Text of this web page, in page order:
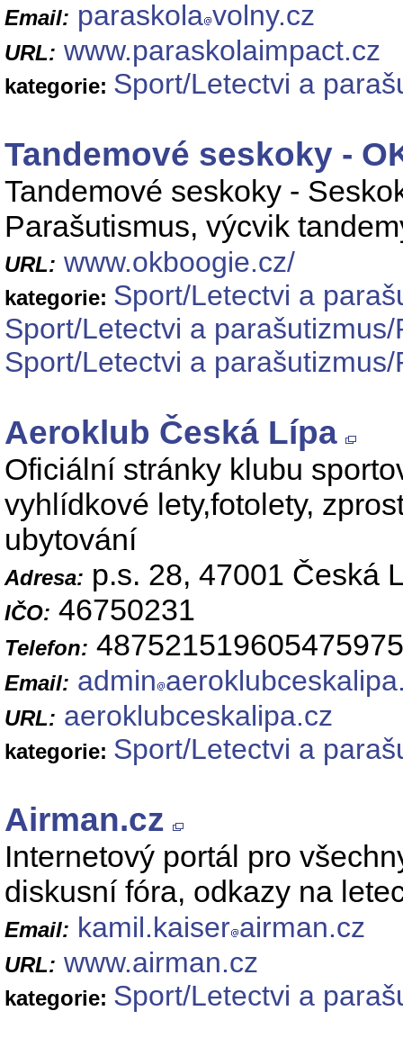
Email: paraskola volny.cz
URL: www.paraskolaimpact.cz
kategorie: Sport/Letectvi a
Tandemové seskoky -
Tandemové seskoky -
Parašutismus, výcvik
URL: www.okboogie.cz/
kategorie: Sport/Letectvi a
Sport/Letectvi a
Sport/Letectvi a
Aeroklub Česká Lípa
Oficiální stránky klubu
vyhlídkové lety,fotolety,
ubytování
Adresa: p.s. 28, 47001 Česká
IČO: 46750231
Telefon: 487521519605475975
Email: admin
URL: aeroklubceskalipa.cz
kategorie: Sport/Letectvi a
Airman.cz
Internetový portál pro
diskusní fóra, odkazy na
Email: kamil.kaiser airman.cz
URL: www.airman.cz
kategorie: Sport/Letectvi a